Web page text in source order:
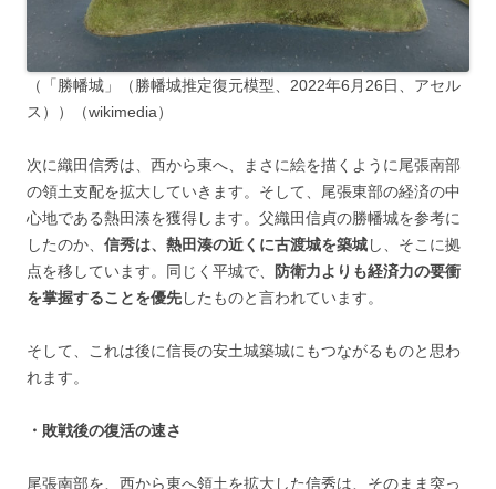
（「勝幡城」（勝幡城推定復元模型、2022年6月26日、アセル
ス））（wikimedia）
次に織田信秀は、西から東へ、まさに絵を描くように尾張南部
の領土支配を拡大していきます。そして、尾張東部の経済の中
心地である熱田湊を獲得します。父織田信貞の勝幡城を参考に
したのか、 信秀は、熱田湊の近くに古渡城を築城し、そこに拠
点を移しています。同じく平城で、
防衛力よりも経済力の要衝
を掌握することを優先したものと言われています。
そして、これは後に信長の安土城築城にもつながるものと思わ
れます。
・敗戦後の復活の速さ
尾張南部を、西から東へ領土を拡大した信秀は、そのまま突っ